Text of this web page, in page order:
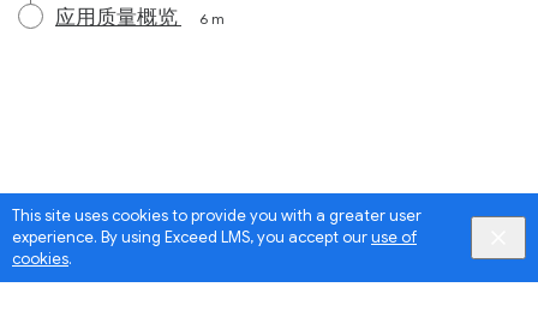
This site uses cookies to provide you with a greater user
experience. By using Exceed LMS, you accept ouruse of
cookies.
应用质量概览 6 m